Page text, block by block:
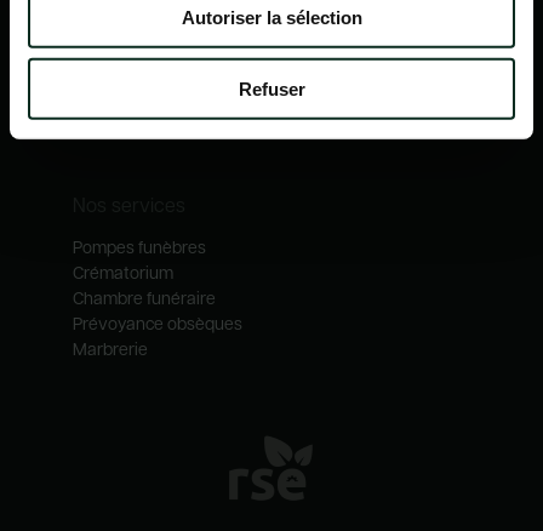
Autoriser la sélection
Refuser
Notre catalogue
Nos métiers
Pompes funèbres
Crématorium
Chambre funéraire
Prévoyance obsèques
Marbrerie